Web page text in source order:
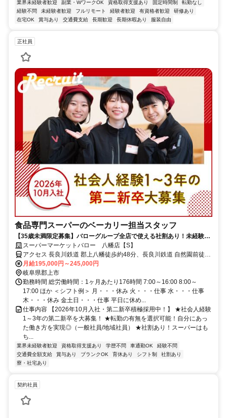
業界未経験者歓迎 副業・WワークOK 資格取得支援あり 固定時間制
転勤なし
経験不問
未経験者歓迎 フルリモート 経験者歓迎 有資格者歓迎
研修あり
在宅OK
賞与あり 交通費支給 長期歓迎 長期休暇あり 服装自由
正社員
食品専門スーパーのベーカリー担当スタッフ
【35歳未満限定募集】バローグループ全店で使える社割あり！未経験大
歓迎・資格取得支援制度で国家資格（パン製造技能士）の取得も可能★
スーパーマーケットバロー 八幡店【S】
アクセス 長良川鉄道 郡上八幡徒歩約48分、長良川鉄道 自然園前徒歩
約78分、長良川鉄道 相生（岐阜県）徒歩約93分
月給195,000円～245,000円
岐阜県郡上市
勤務時間 総労働時間：1ヶ月あたり176時間 7:00～16:00 8:00～
17:00 ほか ＜シフト例＞ 月・・・休み 火・・・仕事 水・・・仕事
木・・・休み 金土日・・・仕事 平日に休め...
仕事内容 【2026年10月入社・第二新卒積極採用中！】 ★社会人経験
1～3年の第二新卒を大募集！ ★転勤の有無を選択可能！自分にあっ
た働き方を実現◎（一般社員/地域社員） ★社割あり！スーパーはも
ち...
業界未経験者歓迎 資格取得支援あり 学歴不問 車通勤OK
経験不問
交通費全額支給
賞与あり ブランクOK 育休あり シフト制
社割あり
寮・社宅あり
契約社員